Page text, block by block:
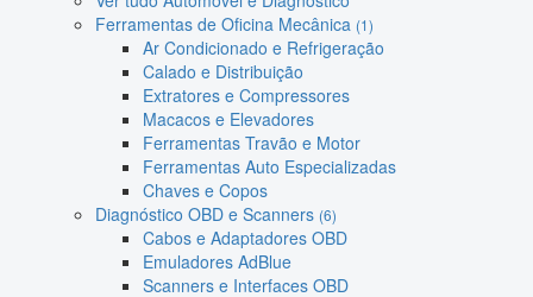
Ferramentas de Oficina Mecânica (1)
Ar Condicionado e Refrigeração
Calado e Distribuição
Extratores e Compressores
Macacos e Elevadores
Ferramentas Travão e Motor
Ferramentas Auto Especializadas
Chaves e Copos
Diagnóstico OBD e Scanners (6)
Cabos e Adaptadores OBD
Emuladores AdBlue
Scanners e Interfaces OBD